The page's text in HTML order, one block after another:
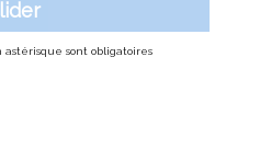
astérisque sont obligatoires